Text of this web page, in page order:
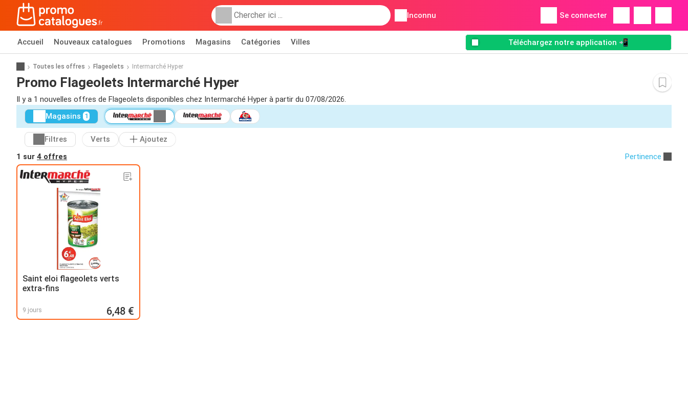
Inconnu Se connecter
Accueil Nouveaux catalogues Promotions Magasins Catégories Villes Téléchargez notre application 📲
Toutes les offres Flageolets Intermarché Hyper
Promo Flageolets Intermarché Hyper
Il y a 1 nouvelles offres de Flageolets disponibles chez Intermarché Hyper à partir du 07/08/2026.
Magasins 1
Filtres Verts
Ajoutez
1 sur 4 offres Pertinence
Saint eloi flageolets verts
extra-fins
9 jours 6,48 €